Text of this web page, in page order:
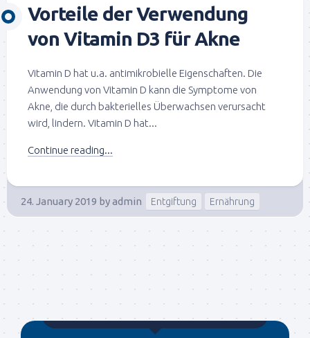
Vorteile der Verwendung
von Vitamin D3 für Akne
Vitamin D hat u.a. antimikrobielle Eigenschaften. Die
Anwendung von Vitamin D kann die Symptome von
Akne, die durch bakterielles Überwachsen verursacht
wird, lindern. Vitamin D hat...
Continue reading...
24. January 2019 byadmin Entgiftung Ernährung